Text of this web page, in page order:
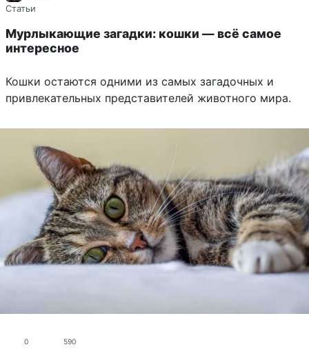
Статьи
Мурлыкающие загадки: кошки — всё самое
интересное
Кошки остаются одними из самых загадочных и
привлекательных представителей животного мира.
0 590